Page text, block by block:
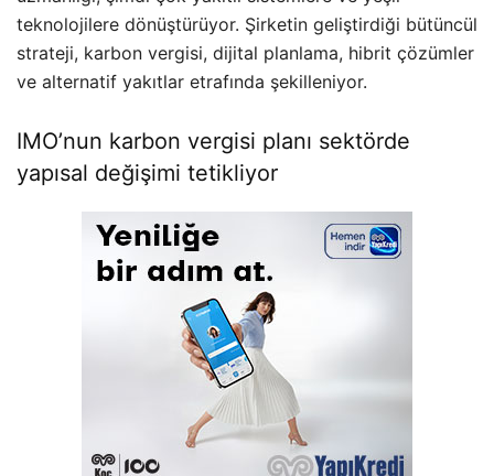
teknolojilere dönüştürüyor. Şirketin geliştirdiği bütüncül
strateji, karbon vergisi, dijital planlama, hibrit çözümler
ve alternatif yakıtlar etrafında şekilleniyor.
IMO’nun karbon vergisi planı sektörde
yapısal değişimi tetikliyor